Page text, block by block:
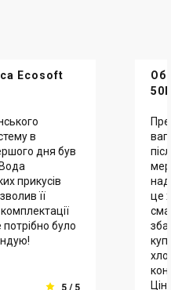
Ecosoft
в
дня був
прикусів
її
було
5 / 5
це